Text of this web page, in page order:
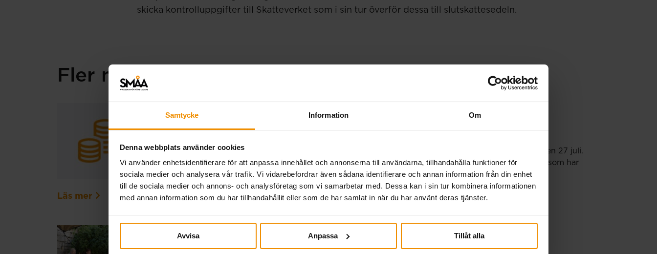
Samtycke Information Om
Denna webbplats använder cookies
Vi använder enhetsidentifierare för att anpassa innehållet och annonserna till användarna, tillhandahålla funktioner för
sociala medier och analysera vår trafik. Vi vidarebefordrar även sådana identifierare och annan information från din enhet
till de sociala medier och annons- och analysföretag som vi samarbetar med. Dessa kan i sin tur kombinera informationen
med annan information som du har tillhandahållit eller som de har samlat in när du har använt deras tjänster.
Avvisa Anpassa Tillåt alla
skicka kontrolluppgifter till Skatteverket som i sin tur överför dessa till slutskattesedeln.
Fler nyheter
Extra utbetalning 27 juli.
På grund av en teknisk störning i a-kassornas gemensamma system genomförs en extra utbetalning den 27 juli.
Den ordinarie utbetalningen på torsdag sker som vanligt för alla tidrapporter och månadsansökningar som har
registrerats för utbetalning senast 20 juli. Har din tidrapport eller…
Läs mer
SMÅA i Almedalen 2026